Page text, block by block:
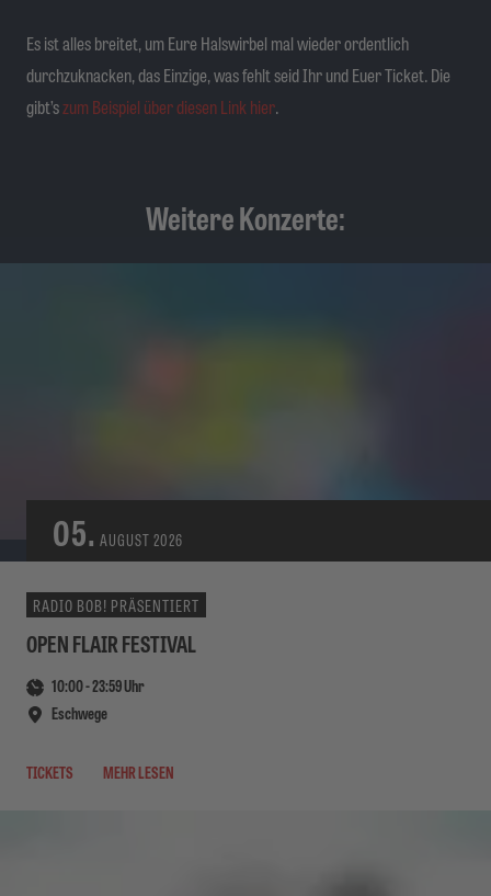
Es ist alles breitet, um Eure Halswirbel mal wieder ordentlich
durchzuknacken, das Einzige, was fehlt seid Ihr und Euer Ticket. Die
gibt’szum Beispiel über diesen Link hier.
Weitere Konzerte:
05. AUGUST 2026
RADIO BOB! PRÄSENTIERT
OPEN FLAIR FESTIVAL
10:00-23:59Uhr
Eschwege
TICKETS MEHR LESEN